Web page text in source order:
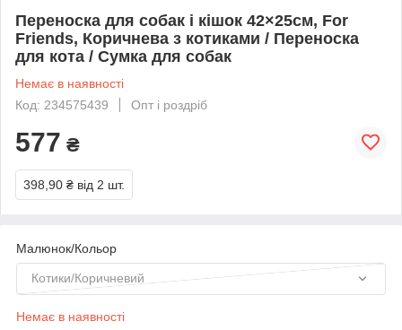
Переноска для собак і кішок 42×25см, For
Friends, Коричнева з котиками / Переноска
для кота / Сумка для собак
Немає в наявності
Код: 234575439
Опт і роздріб
577 ₴
398,90 ₴ від 2 шт.
Малюнок/Кольор
Котики/Коричневий
Немає в наявності